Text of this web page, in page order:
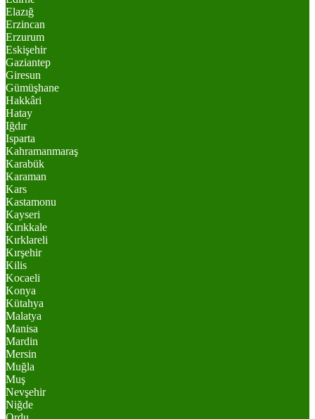
Elazığ
Erzincan
Erzurum
Eskişehir
Gaziantep
Giresun
Gümüşhane
Hakkâri
Hatay
Iğdır
Isparta
Kahramanmaraş
Karabük
Karaman
Kars
Kastamonu
Kayseri
Kırıkkale
Kırklareli
Kırşehir
Kilis
Kocaeli
Konya
Kütahya
Malatya
Manisa
Mardin
Mersin
Muğla
Muş
Nevşehir
Niğde